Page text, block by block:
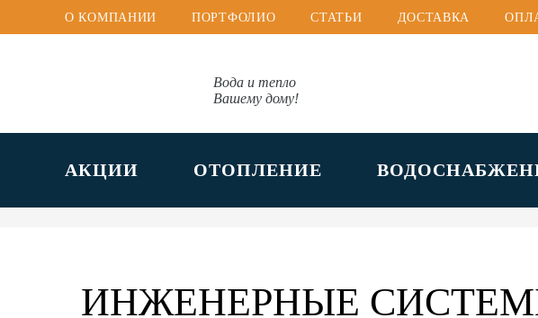
О КОМПАНИИ ПОРТФОЛИО СТАТЬИ ДОСТАВКА
Вода и тепло
Вашему дому!
АКЦИИ ОТОПЛЕНИЕ
ИНЖЕНЕРНЫЕ